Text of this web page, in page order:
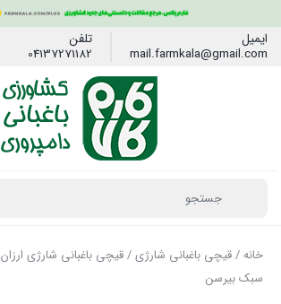
ایمیل
mail.farmkala@gmail.com
تلفن
04137271182
خانه/قیچی باغبانی شارژی/قیچی باغبانی شارژی ارزان
سبک بیرسن